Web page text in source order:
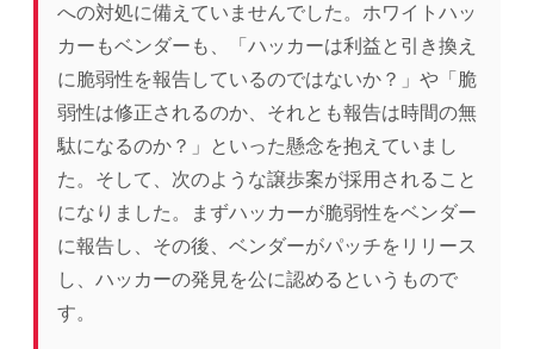
への対処に備えていませんでした。ホワイトハッ
カーもベンダーも、「ハッカーは利益と引き換え
に脆弱性を報告しているのではないか？」や「脆
弱性は修正されるのか、それとも報告は時間の無
駄になるのか？」といった懸念を抱えていまし
た。そして、次のような譲歩案が採用されること
になりました。まずハッカーが脆弱性をベンダー
に報告し、その後、ベンダーがパッチをリリース
し、ハッカーの発見を公に認めるというもので
す。